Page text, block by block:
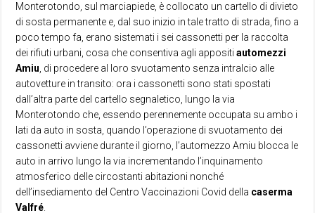
Monterotondo, sul marciapiede, è collocato un cartello di divieto
di sosta permanente e, dal suo inizio in tale tratto di strada, fino a
poco tempo fa, erano sistemati i sei cassonetti per la raccolta
dei rifiuti urbani, cosa che consentiva agli appositiautomezzi
Amiu , di procedere al loro svuotamento senza intralcio alle
autovetture in transito: ora i cassonetti sono stati spostati
dall’altra parte del cartello segnaletico, lungo la via
Monterotondo che, essendo perennemente occupata su ambo i
lati da auto in sosta, quando l’operazione di svuotamento dei
cassonetti avviene durante il giorno, l’automezzo Amiu blocca le
auto in arrivo lungo la via incrementando l’inquinamento
atmosferico delle circostanti abitazioni nonché
dell’insediamento del Centro Vaccinazioni Covid della caserma
Valfré